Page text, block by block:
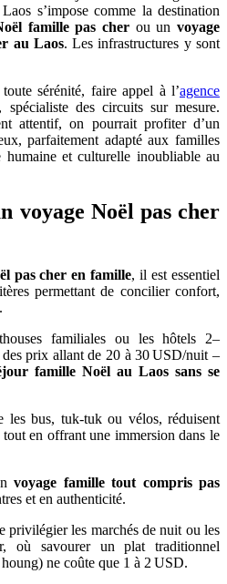
s’impose comme la destination
famille pas cherou un voyage
au Laos. Les infrastructures y sont
sérénité, faire appel à l’agence
des circuits sur mesure.
attentif, on pourrait profiter d’un
parfaitement adapté aux familles
humaine et culturelle inoubliable au
voyage Noël pas cher
pas cher en famille, il est essentiel
permettant de concilier confort,
familiales ou les hôtels 2–
prix allant de 20 à 30 USD/nuit –
famille Noël au Laos sans se
les bus, tuk-tuk ou vélos, réduisent
en offrant une immersion dans le
voyage famille tout compris pas
et en authenticité.
privilégier les marchés de nuit ou les
où savourer un plat traditionnel
ne coûte que 1 à 2 USD.